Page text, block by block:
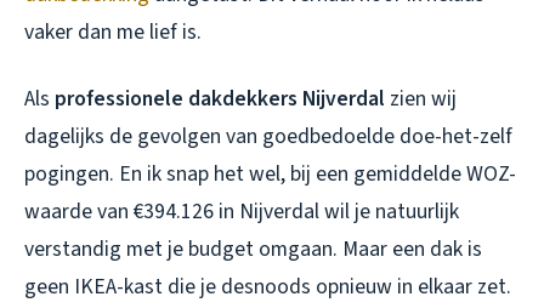
vaker dan me lief is.
Als professionele dakdekkers Nijverdal zien wij
dagelijks de gevolgen van goedbedoelde doe-het-zelf
pogingen. En ik snap het wel, bij een gemiddelde WOZ-
waarde van €394.126 in Nijverdal wil je natuurlijk
verstandig met je budget omgaan. Maar een dak is
geen IKEA-kast die je desnoods opnieuw in elkaar zet.